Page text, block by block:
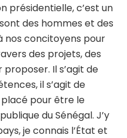
présidentielle, c’est un
des hommes et des
nos concitoyens pour
des projets, des
Il s’agit de
il s’agit de
pour être le
du Sénégal. J’y
je connais l’État et